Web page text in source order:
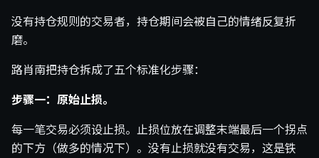
没有持仓规则的交易者，持仓期间会被自己的情绪反复折
磨。
路肖南把持仓拆成了五个标准化步骤：
步骤一：原始止损。
每一笔交易必须设止损。止损位放在调整末端最后一个拐点
的下方（做多的情况下）。没有止损就没有交易，这是铁